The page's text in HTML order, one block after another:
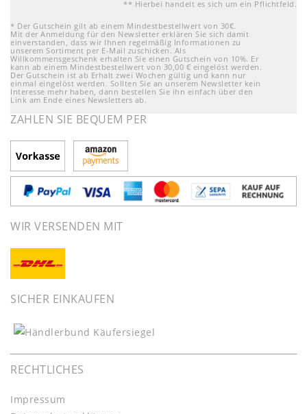
** Hierbei handelt es sich um ein Pflichtfeld.
* Der Gutschein gilt ab einem Mindestbestellwert von 30€.
Mit der Anmeldung für den Newsletter erklären Sie sich damit
einverstanden, dass wir Ihnen regelmäßig Informationen zu
unserem Sortiment per E-Mail zuschicken. Als
Willkommensgeschenk erhalten Sie einen Gutschein von 10%. Er
kann ab einem Mindestbestellwert von 30,00 € eingelöst werden.
Der Gutschein ist ab Erhalt zwei Wochen gültig und kann nur
einmal eingelöst werden. Sollten Sie an unserem Newsletter kein
Interesse mehr haben, dann bestellen Sie ihn einfach über den
Link am Ende eines Newsletters ab.
ZAHLEN SIE BEQUEM PER
WIR VERSENDEN MIT
SICHER EINKAUFEN
RECHTLICHES
Impressum